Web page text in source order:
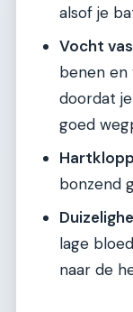
alsof je
Vocht
benen en
doordat
goed
bonzend
lage
naar de